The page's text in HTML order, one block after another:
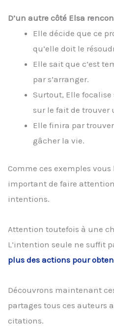
D’un autre côté Elsa
Elle décide que ce
qu’elle doit le
Elle sait que c’est
par s’arranger.
Surtout, Elle focalise
sur le fait de trouver
Elle finira par
gâcher la vie.
Comme ces exemples
important de faire
intentions.
Attention toutefois à une
L’intention seule ne suffit
plus des actions pour
Découvrons maintenant
partages tous ces auteurs
citations.